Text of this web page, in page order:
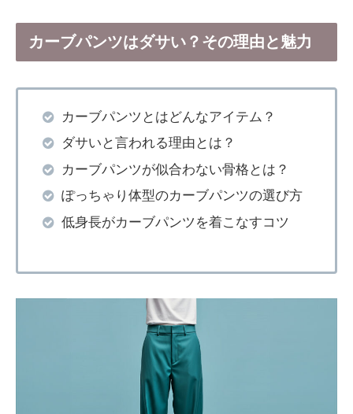
カーブパンツはダサい？その理由と魅力
カーブパンツとはどんなアイテム？
ダサいと言われる理由とは？
カーブパンツが似合わない骨格とは？
ぽっちゃり体型のカーブパンツの選び方
低身長がカーブパンツを着こなすコツ